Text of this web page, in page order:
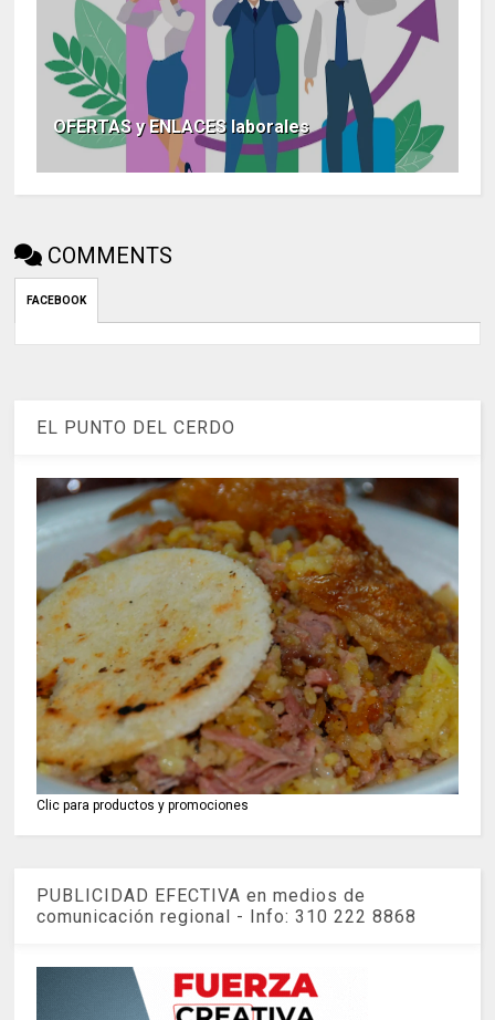
OFERTAS y ENLACES laborales
COMMENTS
FACEBOOK
EL PUNTO DEL CERDO
Clic para productos y promociones
PUBLICIDAD EFECTIVA en medios de
comunicación regional - Info: 310 222 8868